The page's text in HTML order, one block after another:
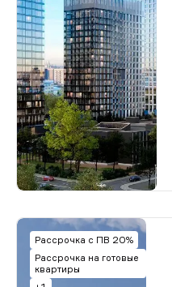
Рассрочка с ПВ 20%
Рассрочка на готовые
квартиры